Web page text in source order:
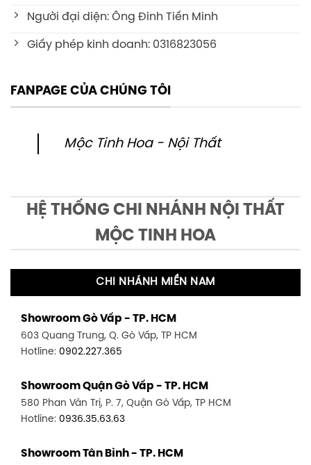
Người đại diện: Ông Đinh Tiến Minh
Giấy phép kinh doanh: 0316823056
FANPAGE CỦA CHÚNG TÔI
Mộc Tinh Hoa - Nội Thất
HỆ THỐNG CHI NHÁNH NỘI THẤT
MỘC TINH HOA
CHI NHÁNH MIỀN NAM
Showroom Gò Vấp - TP. HCM
603 Quang Trung, Q. Gò Vấp, TP HCM
Hotline: 0902.227.365
Showroom Quận Gò Vấp - TP. HCM
580 Phan Văn Trị, P. 7, Quận Gò Vấp, TP HCM
Hotline: 0936.35.63.63
Showroom Tân Bình - TP. HCM